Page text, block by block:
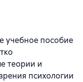
учебное пособие
теории и
психологии